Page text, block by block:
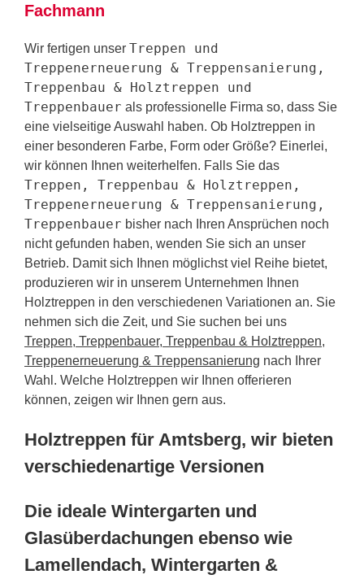
Fachmann
Wir fertigen unser Treppen und
Treppenerneuerung & Treppensanierung,
Treppenbau & Holztreppen und
Treppenbauer als professionelle Firma so, dass Sie
eine vielseitige Auswahl haben. Ob Holztreppen in
einer besonderen Farbe, Form oder Größe? Einerlei,
wir können Ihnen weiterhelfen. Falls Sie das
Treppen, Treppenbau & Holztreppen,
Treppenerneuerung & Treppensanierung,
Treppenbauer bisher nach Ihren Ansprüchen noch
nicht gefunden haben, wenden Sie sich an unser
Betrieb. Damit sich Ihnen möglichst viel Reihe bietet,
produzieren wir in unserem Unternehmen Ihnen
Holztreppen in den verschiedenen Variationen an. Sie
nehmen sich die Zeit, und Sie suchen bei uns
Treppen, Treppenbauer, Treppenbau & Holztreppen,
Treppenerneuerung & Treppensanierung nach Ihrer
Wahl. Welche Holztreppen wir Ihnen offerieren
können, zeigen wir Ihnen gern aus.
Holztreppen für Amtsberg, wir bieten
verschiedenartige Versionen
Die ideale Wintergarten und
Glasüberdachungen ebenso wie
Lamellendach, Wintergarten &